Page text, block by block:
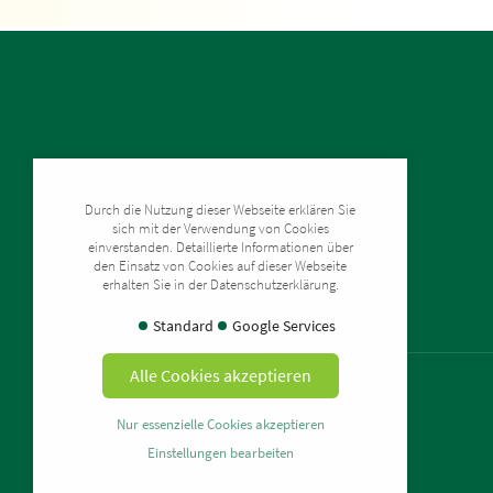
Freiberger Zinn
Erlichter Straße 9
09633 Halsbrücke / OT Erlicht
Durch die Nutzung dieser Webseite erklären Sie
sich mit der Verwendung von Cookies
einverstanden. Detaillierte Informationen über
den Einsatz von Cookies auf dieser Webseite
erhalten Sie in der Datenschutzerklärung.
Standard Google Services
Alle Cookies akzeptieren
Nur essenzielle Cookies akzeptieren
Einstellungen bearbeiten